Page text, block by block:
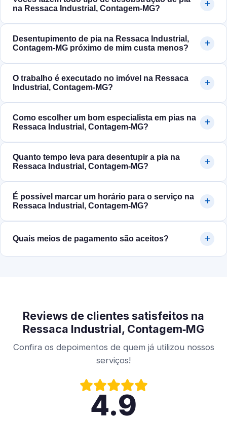
na Ressaca Industrial, Contagem‑MG?
Desentupimento de pia na Ressaca Industrial,
Contagem‑MG próximo de mim custa menos?
O trabalho é executado no imóvel na Ressaca
Industrial, Contagem‑MG?
Como escolher um bom especialista em pias na
Ressaca Industrial, Contagem‑MG?
Quanto tempo leva para desentupir a pia na
Ressaca Industrial, Contagem‑MG?
É possível marcar um horário para o serviço na
Ressaca Industrial, Contagem‑MG?
Quais meios de pagamento são aceitos?
Reviews de clientes satisfeitos na
Ressaca Industrial, Contagem‑MG
Confira os depoimentos de quem já utilizou nossos
serviços!
4.9